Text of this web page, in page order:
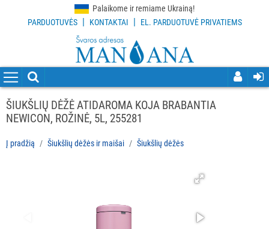
Palaikome ir remiame Ukrainą!
PARDUOTUVĖS | KONTAKTAI | EL. PARDUOTUVĖ PRIVATIEMS
VALYMO
PRIEMONĖS
VALYMO
ŠIUKŠLIŲ DĖŽĖ ATIDAROMA KOJA BRABANTIA
NEWICON, ROŽINĖ, 5L, 255281
Į pradžią Šiukšlių dėžės ir maišai Šiukšlių dėžės